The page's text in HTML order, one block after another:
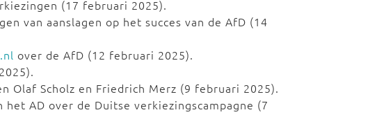
(17 februari 2025).
van aanslagen op het succes van de AfD (14
over de AfD (12 februari 2025).
Olaf Scholz en Friedrich Merz (9 februari 2025).
het AD over de Duitse verkiezingscampagne (7